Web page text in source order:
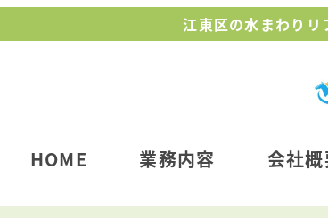
江東区の水まわりリ
HOME 業務内容 会社